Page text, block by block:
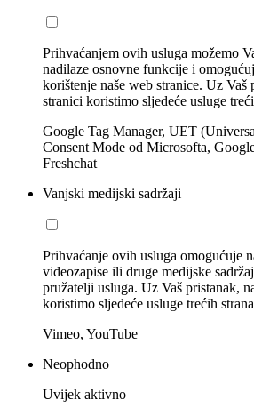
Prihvaćanjem ovih usluga možemo
nadilaze osnovne funkcije i
korištenje naše web stranice. Uz
stranici koristimo sljedeće usluge
Google Tag Manager, UET
Consent Mode od Microsofta,
Freshchat
Vanjski medijski sadržaji
Prihvaćanje ovih usluga omogućuje
videozapise ili druge medijske
pružatelji usluga. Uz Vaš pristanak,
koristimo sljedeće usluge trećih
Vimeo, YouTube
Neophodno
Uvijek aktivno